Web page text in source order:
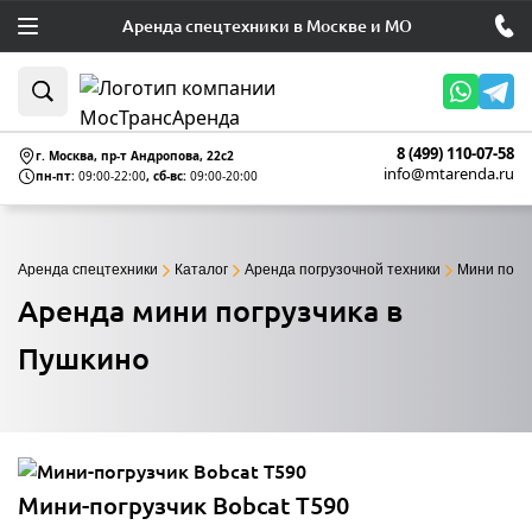
Аренда спецтехники в Москве и МО
г. Москва, пр-т Андропова, 22c2
пн-пт: 09:00-22:00, сб-вс: 09:00-20:00
8 (499) 110-07-58
info@mtarenda.ru
Аренда мини погрузчика в
Пушкино
Аренда спецтехники Каталог Аренда погрузочной техники Мини
Мини-погрузчик Bobcat Т590